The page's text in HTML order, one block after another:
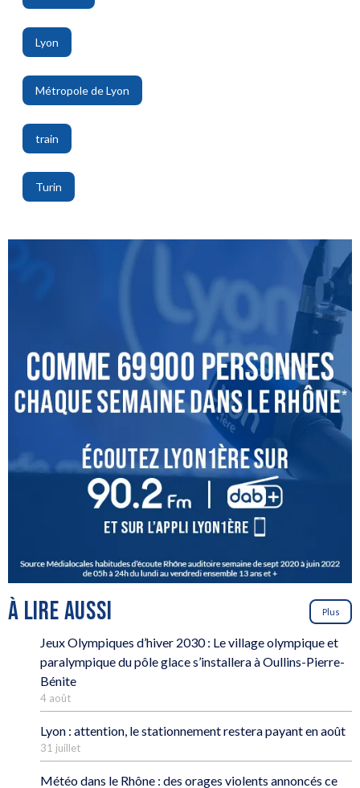
,
Lyon
,
Métropole de Lyon
,
train
,
Turin
À LIRE AUSSI Plus
Jeux Olympiques d’hiver 2030 : Le village olympique et
paralympique du pôle glace s’installera à Oullins-Pierre-
Bénite
4 août
Lyon : attention, le stationnement restera payant en août
31 juillet
Météo dans le Rhône : des orages violents annoncés ce